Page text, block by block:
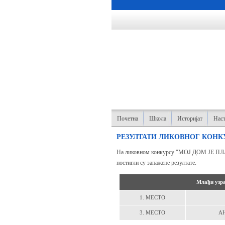
Почетна Школа Историјат
РЕЗУЛТАТИ ЛИКОВНОГ
На ликовном конкурсу "МОЈ ДОМ ЈЕ
постигли су запажене резултате.
Млађи
1. МЕСТО
3. МЕСТО